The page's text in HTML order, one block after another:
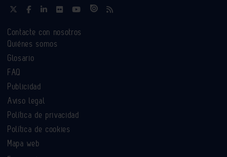
Contacte con nosotros
Quiénes somos
Glosario
FAQ
Publicidad
Aviso legal
Política de privacidad
Política de cookies
Mapa web